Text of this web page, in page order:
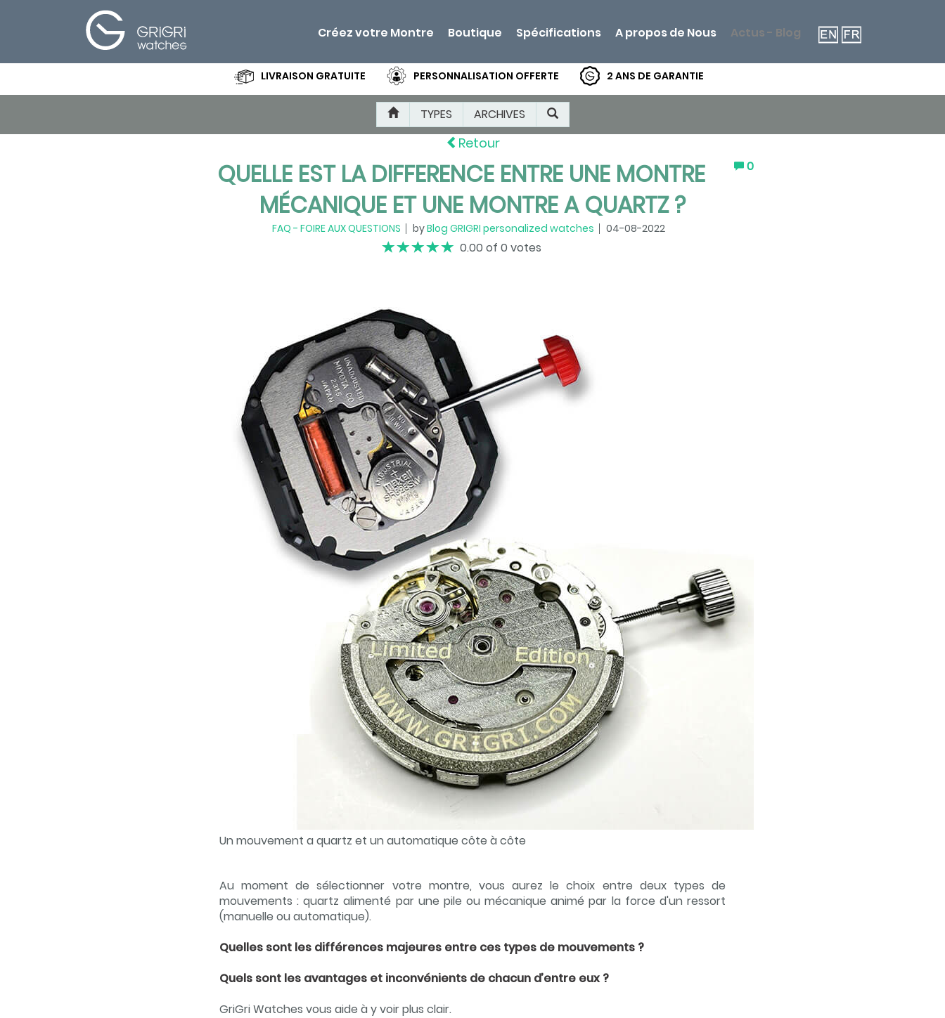
LIVRAISON GRATUITE PERSONNALISATION OFFERTE 2 ANS DE GARANTIE
Créez votre Montre Boutique Spécifications A propos de Nous Actus - Blog
Spécifications
TYPES ARCHIVES
Retour
0
QUELLE EST LA DIFFERENCE ENTRE UNE MONTRE
MÉCANIQUE ET UNE MONTRE A QUARTZ ?
FAQ - FOIRE AUX QUESTIONS byBlog GRIGRI personalized watches 04-08-2022
0.00 of 0 votes
Un mouvement a quartz et un automatique côte à côte
Au moment de sélectionner votre montre, vous aurez le choix entre deux types de
mouvements : quartz alimenté par une pile ou mécanique animé par la force d'un ressort
(manuelle ou automatique).
Quelles sont les différences majeures entre ces types de mouvements ?
Quels sont les avantages et inconvénients de chacun d’entre eux ?
GriGri Watches vous aide à y voir plus clair.